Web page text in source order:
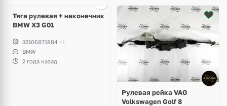
Тяга рулевая + наконечник
BMW X3 G01
32106871884 +1
BMW
2 года назад
Рулевая рейка VAG
Volkswagen Golf 8